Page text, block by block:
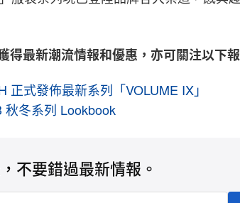
得最新潮流情報和優惠，亦可關注以下
正式發佈最新系列「VOLUME IX」
冬系列 Lookbook
不要錯過最新情報。